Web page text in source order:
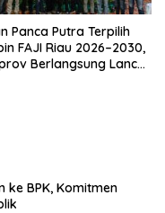
Panca Putra Terpilih
FAJI Riau 2026–2030,
Berlangsung Lancar
ke BPK, Komitmen